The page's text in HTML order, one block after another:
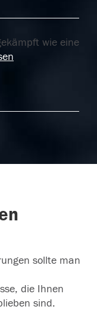
wie eine
sollte man
die Ihnen
sind.